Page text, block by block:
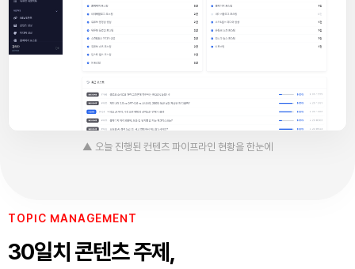
▲ 오늘 진행된 컨텐츠 파이프라인 현황을 한눈에
TOPIC MANAGEMENT
30일치 콘텐츠 주제,